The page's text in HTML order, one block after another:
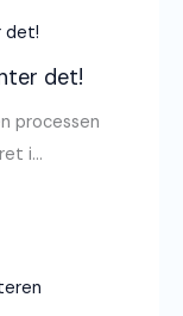
det!
processen
i…